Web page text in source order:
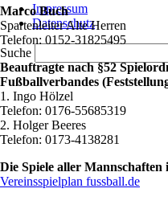
überspringen
Impressum
Datenschutz
Suche
Marco Buch
Spartenleiter Alte Herren
Telefon: 0152-31825495
Beauftragte nach §52
Fußballverbandes
1. Ingo Hölzel
Telefon: 0176-55685319
2. Holger Beeres
Telefon: 0173-4138281
Die Spiele aller
Vereinsspielplan fussball.de